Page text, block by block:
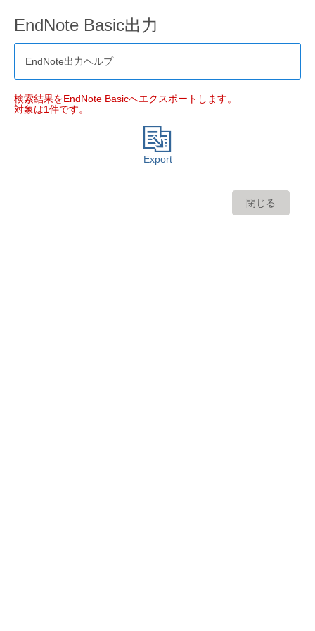
EndNote Basic出力
EndNote出力ヘルプ
検索結果をEndNote Basicへエクスポートします。
対象は1件です。
Export